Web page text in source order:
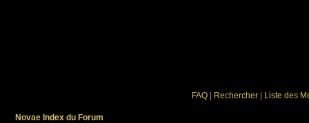
FAQ Rechercher Liste des
Novae Index du Forum